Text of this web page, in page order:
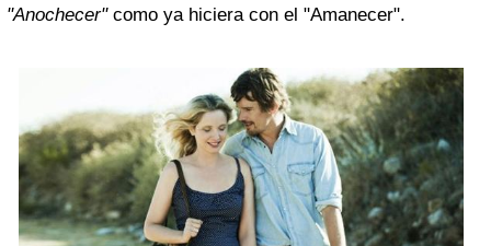
"Anochecer"como ya hiciera con el "Amanecer".